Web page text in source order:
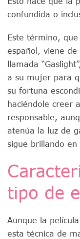
confundida o
Este término,
español, viene de
llamada
a su mujer para
su fortuna
haciéndole creer
responsable,
atenúa la luz de
sigue brillando
tipo de
Aunque la
esta técnica de